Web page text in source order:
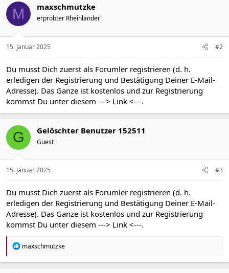
t
i
o
e
n
M maxschmutzke
erprobter Rheinländer
15. Januar 2025 #2
Du musst Dich zuerst als Forumler registrieren (d. h.
erledigen der Registrierung und Bestätigung Deiner E-Mail-
Adresse). Das Ganze ist kostenlos und zur Registrierung
kommst Du unter diesem ---> Link <---.
G Gelöschter Benutzer 152511
Guest
15. Januar 2025 #3
Du musst Dich zuerst als Forumler registrieren (d. h.
erledigen der Registrierung und Bestätigung Deiner E-Mail-
Adresse). Das Ganze ist kostenlos und zur Registrierung
kommst Du unter diesem ---> Link <---.
R
a
maxschmutzke